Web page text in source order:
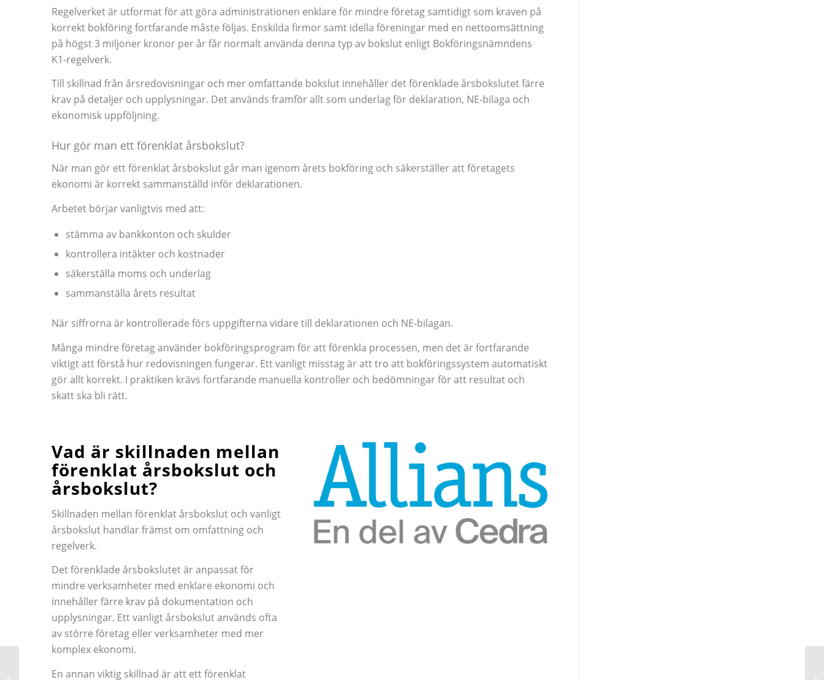
Regelverket är utformat för att göra administrationen enklare för mindre företag samtidigt som kraven på
korrekt bokföring fortfarande måste följas. Enskilda firmor samt idella föreningar med en nettoomsättning
på högst 3 miljoner kronor per år får normalt använda denna typ av bokslut enligt Bokföringsnämndens
K1-regelverk.
Till skillnad från årsredovisningar och mer omfattande bokslut innehåller det förenklade årsbokslutet färre
krav på detaljer och upplysningar. Det används framför allt som underlag för deklaration, NE-bilaga och
ekonomisk uppföljning.
Hur gör man ett förenklat årsbokslut?
När man gör ett förenklat årsbokslut går man igenom årets bokföring och säkerställer att företagets
ekonomi är korrekt sammanställd inför deklarationen.
Arbetet börjar vanligtvis med att:
stämma av bankkonton och skulder
kontrollera intäkter och kostnader
säkerställa moms och underlag
sammanställa årets resultat
När siffrorna är kontrollerade förs uppgifterna vidare till deklarationen och NE-bilagan.
Många mindre företag använder bokföringsprogram för att förenkla processen, men det är fortfarande
viktigt att förstå hur redovisningen fungerar. Ett vanligt misstag är att tro att bokföringssystem automatiskt
gör allt korrekt. I praktiken krävs fortfarande manuella kontroller och bedömningar för att resultat och
skatt ska bli rätt.
Vad är skillnaden mellan
förenklat årsbokslut och
årsbokslut?
Skillnaden mellan förenklat årsbokslut och vanligt
årsbokslut handlar främst om omfattning och
regelverk.
Det förenklade årsbokslutet är anpassat för
mindre verksamheter med enklare ekonomi och
innehåller färre krav på dokumentation och
upplysningar. Ett vanligt årsbokslut används ofta
av större företag eller verksamheter med mer
komplex ekonomi.
En annan viktig skillnad är att ett förenklat